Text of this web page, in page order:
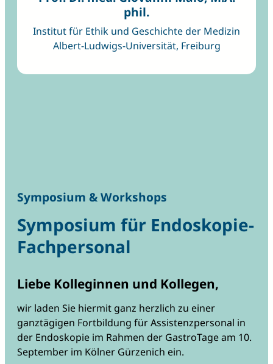
phil.
Institut für Ethik und Geschichte der Medizin
Albert-Ludwigs-Universität, Freiburg
Symposium & Workshops
Symposium für Endoskopie-
Fachpersonal
Liebe Kolleginnen und Kollegen,
wir laden Sie hiermit ganz herzlich zu einer
ganztägigen Fortbildung für Assistenzpersonal in
der Endoskopie im Rahmen der GastroTage am 10.
September im Kölner Gürzenich ein.